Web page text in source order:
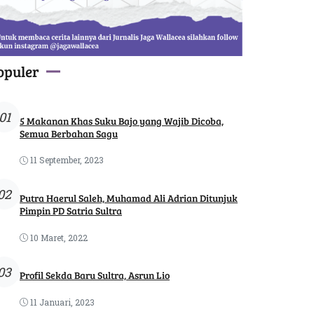
5 Makanan Khas Suku Bajo yang Wajib Dicoba,
Semua Berbahan Sagu
11 September, 2023
Putra Haerul Saleh, Muhamad Ali Adrian Ditunjuk
Pimpin PD Satria Sultra
10 Maret, 2022
Profil Sekda Baru Sultra, Asrun Lio
11 Januari, 2023